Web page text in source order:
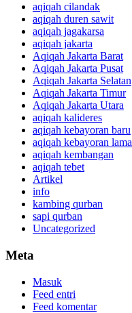
aqiqah cilandak
aqiqah duren sawit
aqiqah jagakarsa
aqiqah jakarta
Aqiqah Jakarta Barat
Aqiqah Jakarta Pusat
Aqiqah Jakarta Selatan
Aqiqah Jakarta Timur
Aqiqah Jakarta Utara
aqiqah kalideres
aqiqah kebayoran baru
aqiqah kebayoran lama
aqiqah kembangan
aqiqah tebet
Artikel
info
kambing qurban
sapi qurban
Uncategorized
Meta
Masuk
Feed entri
Feed komentar